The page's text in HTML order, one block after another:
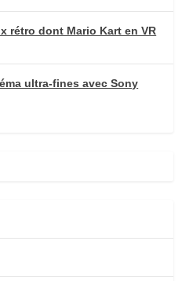
rétro dont Mario Kart en VR
ultra-fines avec Sony